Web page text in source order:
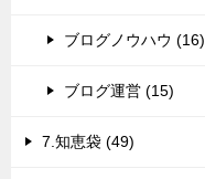
ブログノウハウ (16)
ブログ運営 (15)
7.知恵袋 (49)